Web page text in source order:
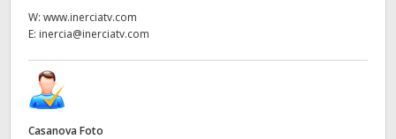
W: www.inerciatv.com
E: inercia@inerciatv.com
Casanova Foto